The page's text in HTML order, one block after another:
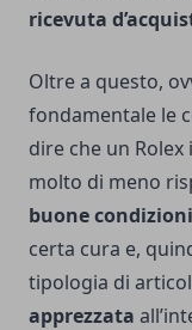
ricevuta
Oltre a questo,
fondamentale le
dire che un
molto di meno
buone condizioni
certa cura e,
tipologia di
apprezzata